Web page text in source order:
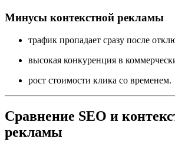
Минусы контекстной рекламы
трафик пропадает сразу после
высокая конкуренция в
рост стоимости клика со временем.
Сравнение SEO и
рекламы